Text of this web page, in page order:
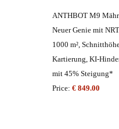
ANTHBOT M9
Neuer Genie mit
1000 m²,
Kartierung, KI-
mit 45% Steigung*
Price: € 849.00